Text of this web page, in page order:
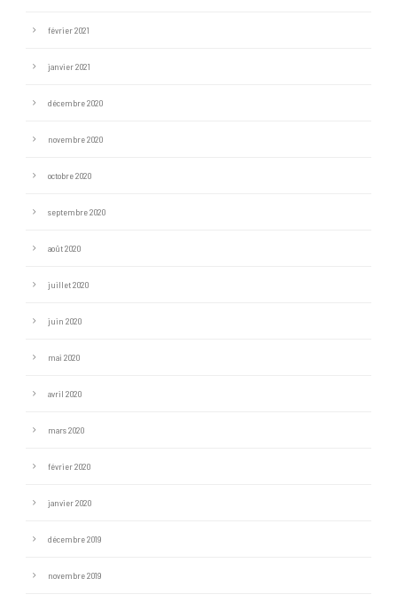
février 2021
janvier 2021
décembre 2020
novembre 2020
octobre 2020
septembre 2020
août 2020
juillet 2020
juin 2020
mai 2020
avril 2020
mars 2020
février 2020
janvier 2020
décembre 2019
novembre 2019